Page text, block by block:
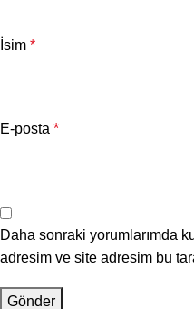
İsim *
E-posta *
Daha sonraki yorumlarımda
adresim ve site adresim bu